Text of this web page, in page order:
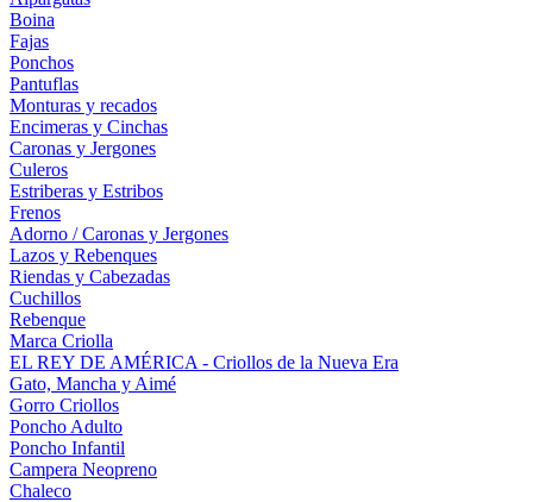
Boina
Fajas
Ponchos
Pantuflas
Monturas y recados
Encimeras y Cinchas
Caronas y Jergones
Culeros
Estriberas y Estribos
Frenos
Adorno / Caronas y Jergones
Lazos y Rebenques
Riendas y Cabezadas
Cuchillos
Rebenque
Marca Criolla
EL REY DE AMÉRICA - Criollos de la Nueva Era
Gato, Mancha y Aimé
Gorro Criollos
Poncho Adulto
Poncho Infantil
Campera Neopreno
Chaleco